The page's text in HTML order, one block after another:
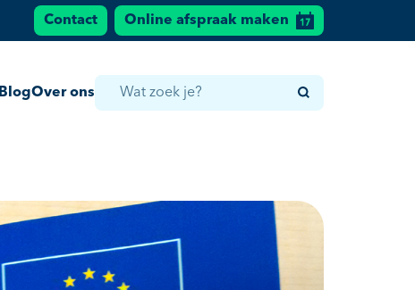
Contact Online afspraak maken
BlogOver ons